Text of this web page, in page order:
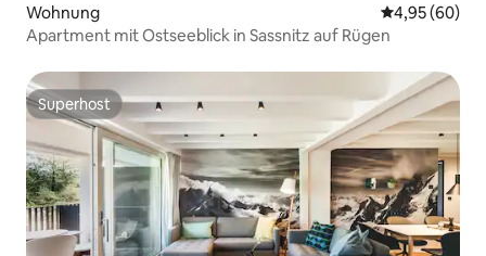
Wohnung
4,95 (60)
Apartment mit Ostseeblick in Sassnitz auf Rügen
Superhost
Superhost